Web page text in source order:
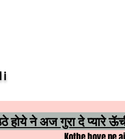
होये ने अज गुरा दे प्यारे